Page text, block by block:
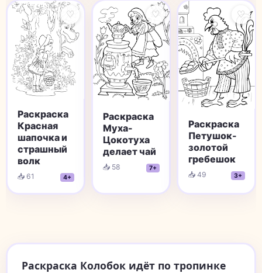
♡
Раскраска
Красная
шапочка и
страшный
волк
📥 61 4+
♡
Раскраска
Муха-
Цокотуха
делает чай
📥 58 7+
♡
Раскраска
Петушок-
золотой
гребешок
📥 49 3+
Раскраска Колобок идёт по тропинке